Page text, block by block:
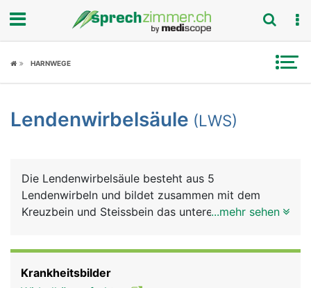
Fokus
Symptome
News
Rubriken
HARNWEGE
Lendenwirbelsäule (LWS)
Die Lendenwirbelsäule besteht aus 5
Lendenwirbeln und bildet zusammen mit dem
Kreuzbein und Steissbein das untere Ende der
daher besonders belastet. Aus den Lendenwirbeln
...mehr sehen
Krankheitsbilder